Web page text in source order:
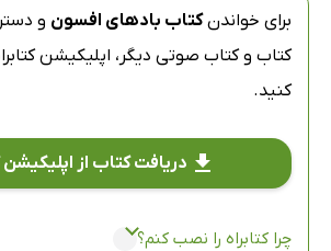
برای خواندنکتاب بادهای افسون و
کتاب و کتاب صوتی دیگر، اپلیکیشن
کنید.
دریافت کتاب از اپلیکیشن
چرا کتابراه را نصب کنم؟